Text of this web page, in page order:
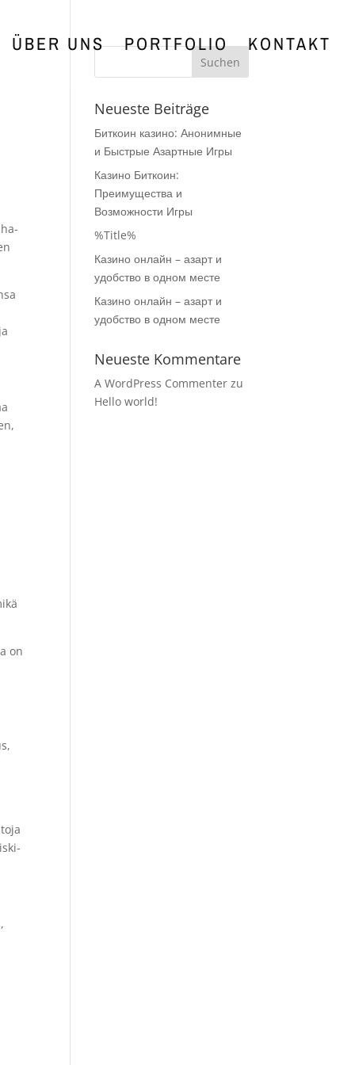
ÜBER UNS PORTFOLIO KONTAKT
on
Neueste Beiträge
Биткоин казино: Анонимные
и Быстрые Азартные Игры
Казино Биткоин:
Преимущества и
Возможности Игры
%Title%
Казино онлайн – азарт и
удобство в одном месте
Казино онлайн – азарт и
удобство в одном месте
Neueste Kommentare
A WordPress Commenter zu
Hello world!